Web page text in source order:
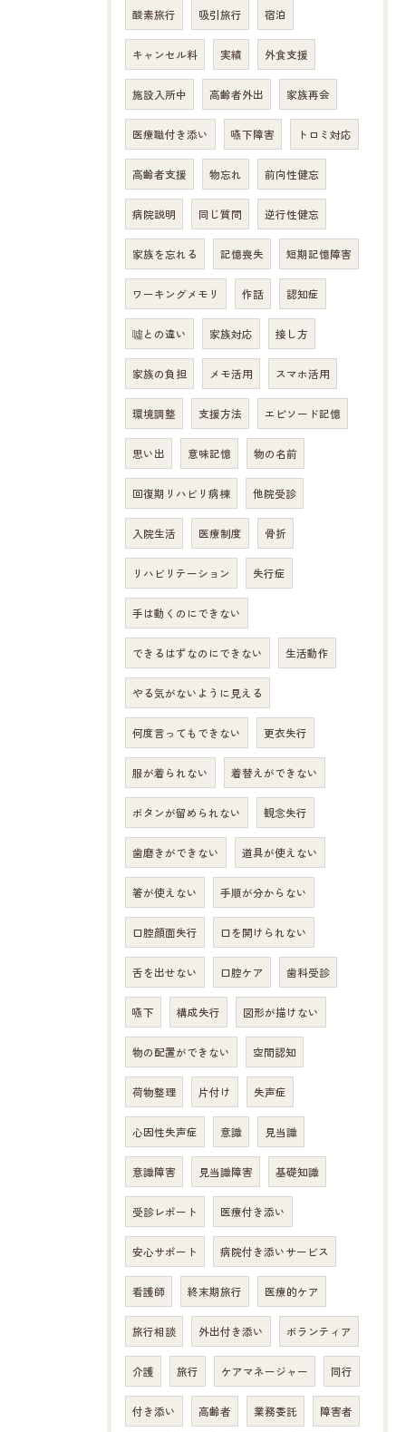
酸素旅行 吸引旅行 宿泊
キャンセル料 実績 外食支援
施設入所中 高齢者外出 家族再会
医療職付き添い 嚥下障害 トロミ対応
高齢者支援 物忘れ 前向性健忘
病院説明 同じ質問 逆行性健忘
家族を忘れる 記憶喪失 短期記憶障害
ワーキングメモリ 作話 認知症
噓との違い 家族対応 接し方
家族の負担 メモ活用 スマホ活用
環境調整 支援方法 エピソード記憶
思い出 意味記憶 物の名前
回復期リハビリ病棟 他院受診
入院生活 医療制度 骨折
リハビリテーション 失行症
手は動くのにできない
できるはずなのにできない 生活動作
やる気がないように見える
何度言ってもできない 更衣失行
服が着られない 着替えができない
ボタンが留められない 観念失行
歯磨きができない 道具が使えない
箸が使えない 手順が分からない
口腔顔面失行 口を開けられない
舌を出せない 口腔ケア 歯科受診
嚥下 構成失行 図形が描けない
物の配置ができない 空間認知
荷物整理 片付け 失声症
心因性失声症 意識 見当識
意識障害 見当識障害 基礎知識
受診レポート 医療付き添い
安心サポート 病院付き添いサービス
看護師 終末期旅行 医療的ケア
旅行相談 外出付き添い ボランティア
介護 旅行 ケアマネージャー 同行
付き添い 高齢者 業務委託 障害者